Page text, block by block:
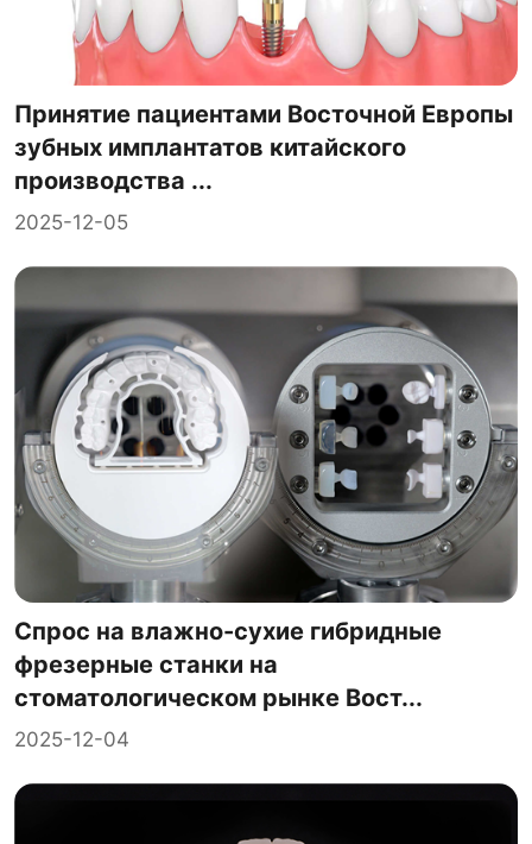
Принятие пациентами Восточной Европы
зубных имплантатов китайского
производства ...
2025-12-05
Спрос на влажно-сухие гибридные
фрезерные станки на
стоматологическом рынке Вост...
2025-12-04